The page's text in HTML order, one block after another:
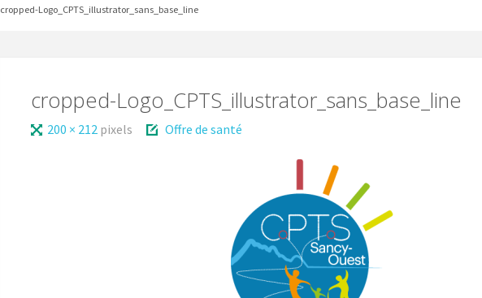
cropped-Logo_CPTS_illustrator_sans_base_line
cropped-Logo_CPTS_illustrator_sans_base_line
200 × 212 pixels Offre de santé